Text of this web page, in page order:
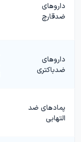
داروهای
ضدقارچ
داروهای
ضدباکتری
پمادهای ضد
التهابی